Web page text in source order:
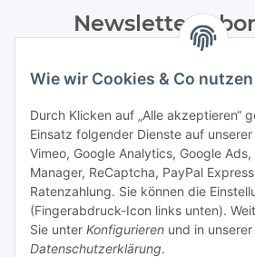
Wie wir Cookies & Co nutzen
Durch Klicken auf „Alle akzeptieren“
Einsatz folgender Dienste auf unserer
Vimeo, Google Analytics, Google Ads,
Manager, ReCaptcha, PayPal
Ratenzahlung. Sie können die
(Fingerabdruck-Icon links unten).
Sie unter Konfigurieren und in unserer
Datenschutzerklärung.
Newsletter
Datenschutzerklärungregelmäßig und
Informationen